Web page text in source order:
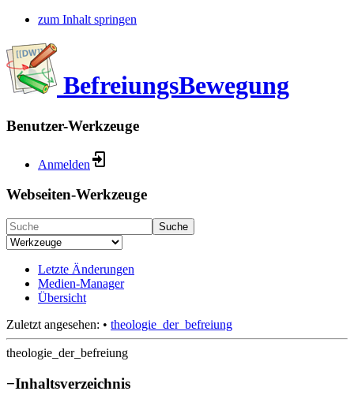
zum Inhalt springen
BefreiungsBewegung
Benutzer-Werkzeuge
Anmelden
Webseiten-Werkzeuge
Suche
Letzte Änderungen
Medien-Manager
Übersicht
Zuletzt angesehen: • theologie_der_befreiung
theologie_der_befreiung
−Inhaltsverzeichnis